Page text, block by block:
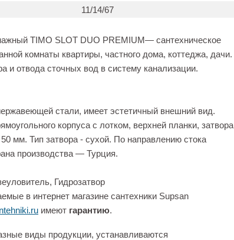
11/14/67
TIMO SLOT DUO PREMIUM— сантехническое
комнаты квартиры, частного дома, коттеджа, дачи.
и отвода сточных вод в систему канализации.
стали, имеет эстетичный внешний вид.
корпуса с лотком, верхней планки, затвора
мм. Тип затвора - cухой. По направлению стока
производства — Турция.
Гидрозатвор
в интернет магазине сантехники Supsan
имеют гарантию.
виды продукции, устанавливаются